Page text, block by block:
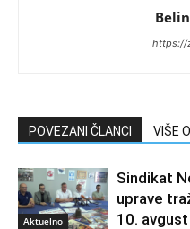
https://
POVEZANI ČLANCI VIŠE
Aktuelno
Sindikat
uprave
10. avgust